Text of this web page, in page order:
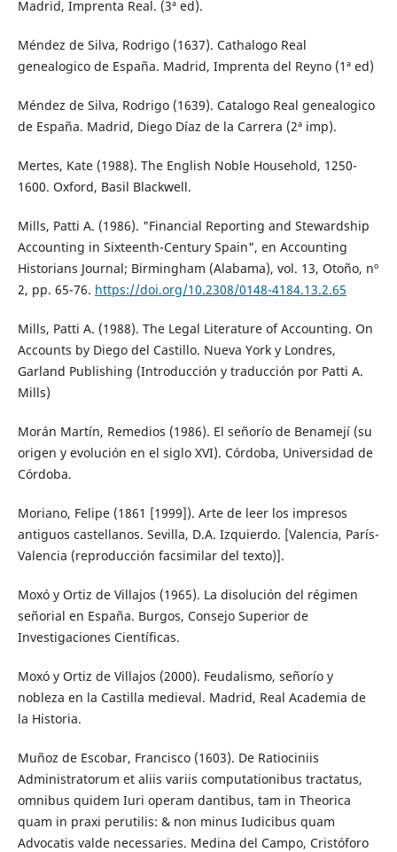
Madrid, Imprenta Real. (3ª ed).
Méndez de Silva, Rodrigo (1637). Cathalogo Real
genealogico de España. Madrid, Imprenta del Reyno (1ª ed)
Méndez de Silva, Rodrigo (1639). Catalogo Real genealogico
de España. Madrid, Diego Díaz de la Carrera (2ª imp).
Mertes, Kate (1988). The English Noble Household, 1250-
1600. Oxford, Basil Blackwell.
Mills, Patti A. (1986). "Financial Reporting and Stewardship
Accounting in Sixteenth-Century Spain", en Accounting
Historians Journal; Birmingham (Alabama), vol. 13, Otoño, nº
2, pp. 65-76. https://doi.org/10.2308/0148-4184.13.2.65
Mills, Patti A. (1988). The Legal Literature of Accounting. On
Accounts by Diego del Castillo. Nueva York y Londres,
Garland Publishing (Introducción y traducción por Patti A.
Mills)
Morán Martín, Remedios (1986). El señorío de Benamejí (su
origen y evolución en el siglo XVI). Córdoba, Universidad de
Córdoba.
Moriano, Felipe (1861 [1999]). Arte de leer los impresos
antiguos castellanos. Sevilla, D.A. Izquierdo. [Valencia, París-
Valencia (reproducción facsimilar del texto)].
Moxó y Ortiz de Villajos (1965). La disolución del régimen
señorial en España. Burgos, Consejo Superior de
Investigaciones Científicas.
Moxó y Ortiz de Villajos (2000). Feudalismo, señorío y
nobleza en la Castilla medieval. Madrid, Real Academia de
la Historia.
Muñoz de Escobar, Francisco (1603). De Ratiociniis
Administratorum et aliis variis computationibus tractatus,
omnibus quidem Iuri operam dantibus, tam in Theorica
quam in praxi perutilis: & non minus Iudicibus quam
Advocatis valde necessaries. Medina del Campo, Cristóforo